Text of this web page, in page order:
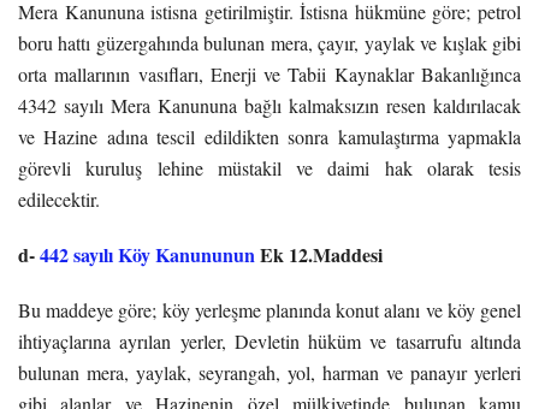
Mera Kanununa istisna getirilmiştir. İstisna hükmüne göre; petrol
boru hattı güzergahında bulunan mera, çayır, yaylak ve kışlak gibi
orta mallarının vasıfları, Enerji ve Tabii Kaynaklar Bakanlığınca
4342 sayılı Mera Kanununa bağlı kalmaksızın resen kaldırılacak
ve Hazine adına tescil edildikten sonra kamulaştırma yapmakla
görevli kuruluş lehine müstakil ve daimi hak olarak tesis
edilecektir.
d-442 sayılı Köy KanunununEk 12.Maddesi
Bu maddeye göre; köy yerleşme planında konut alanı ve köy genel
ihtiyaçlarına ayrılan yerler, Devletin hüküm ve tasarrufu altında
bulunan mera, yaylak, seyrangah, yol, harman ve panayır yerleri
gibi alanlar ve Hazinenin özel mülkiyetinde bulunan kamu